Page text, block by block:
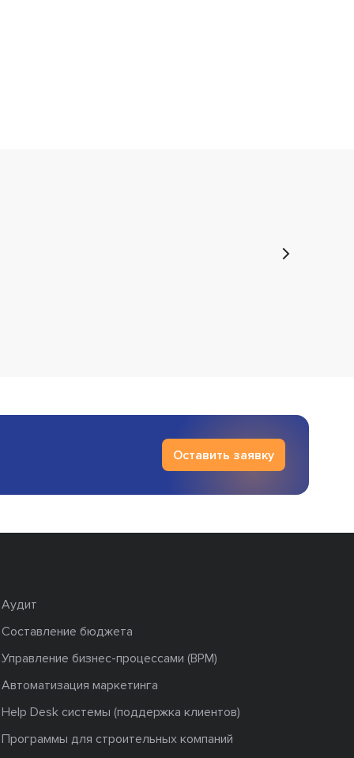
Оставить заявку
Аудит
Составление бюджета
Управление бизнес-процессами (BPM)
Автоматизация маркетинга
Help Desk системы (поддержка клиентов)
Программы для строительных компаний